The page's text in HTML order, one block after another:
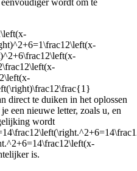
direct te duiken in het oplossen
een nieuwe letter, zoals u, en
wordt
is.